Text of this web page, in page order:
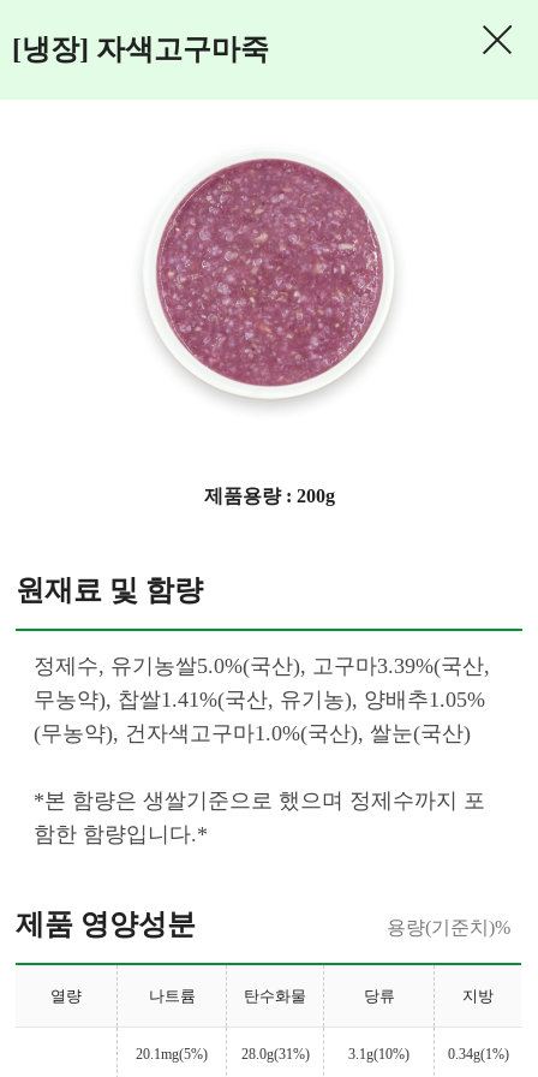
[냉장] 자색고구마죽
제품용량 : 200g
원재료 및 함량
정제수, 유기농쌀5.0%(국산), 고구마3.39%(국산,
무농약), 찹쌀1.41%(국산, 유기농), 양배추1.05%
(무농약), 건자색고구마1.0%(국산), 쌀눈(국산)
*본 함량은 생쌀기준으로 했으며 정제수까지 포
제품 영양성분 용량(기준치)%
열량 나트륨 탄수화물 당류 지방
20.1mg(5%) 28.0g(31%) 3.1g(10%) 0.34g(1%)